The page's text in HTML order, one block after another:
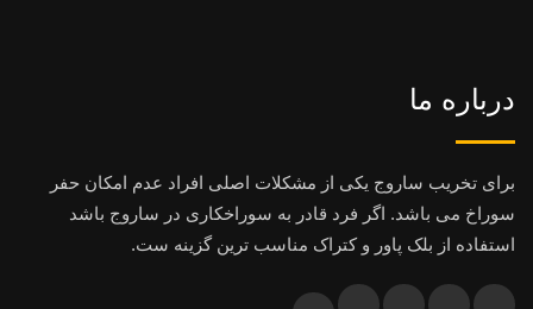
درباره ما
برای تخریب ساروج یکی از مشکلات اصلی افراد عدم امکان حفر
سوراخ می باشد. اگر فرد قادر به سوراخکاری در ساروج باشد
استفاده از بلک پاور و کتراک مناسب ترین گزینه ست.